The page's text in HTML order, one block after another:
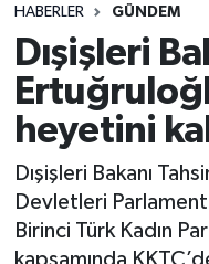
HABERLER GÜNDEM
Dışişleri
heyetini
Dışişleri Bakanı
Devletleri
Birinci Türk Kadın